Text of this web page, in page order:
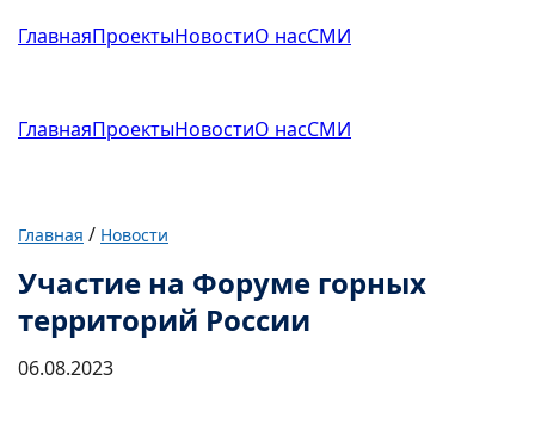
ГлавнаяПроектыНовостиО насСМИ
ГлавнаяПроектыНовостиО насСМИ
Главная / Новости
Участие на Форуме горных
территорий России
06.08.2023